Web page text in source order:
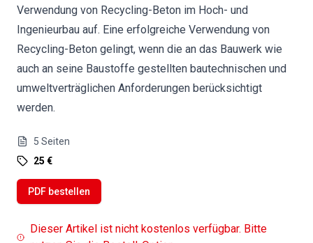
Verwendung von Recycling-Beton im Hoch- und
Ingenieurbau auf. Eine erfolgreiche Verwendung von
Recycling-Beton gelingt, wenn die an das Bauwerk wie
auch an seine Baustoffe gestellten bautechnischen und
umweltverträglichen Anforderungen berücksichtigt
werden.
5 Seiten
25 €
PDF bestellen
Dieser Artikel ist nicht kostenlos verfügbar. Bitte